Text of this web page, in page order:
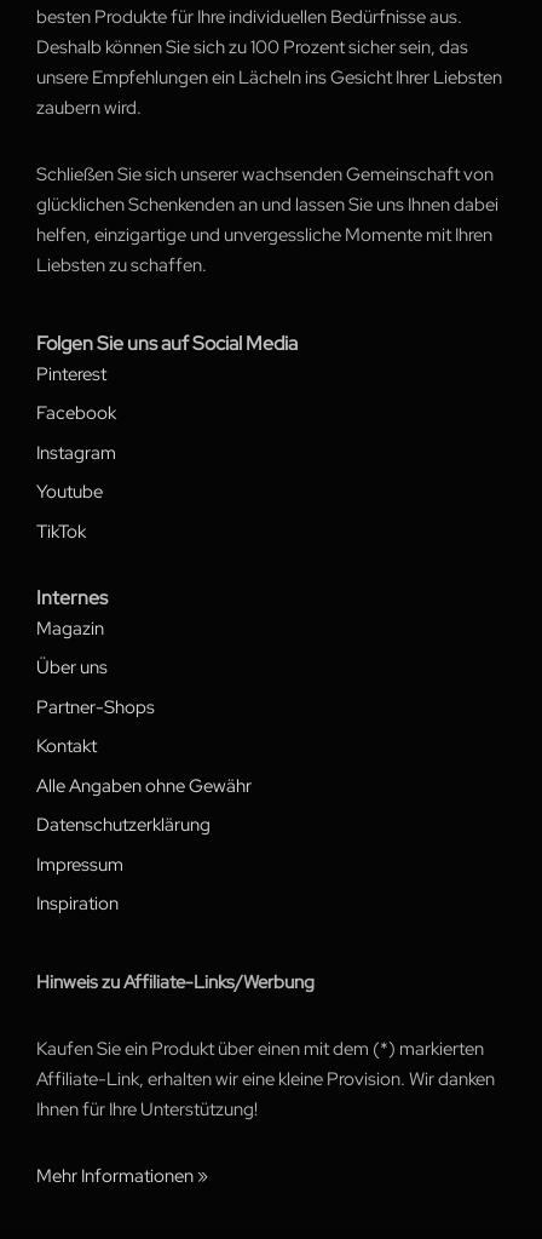
besten Produkte für Ihre individuellen Bedürfnisse aus.
Deshalb können Sie sich zu 100 Prozent sicher sein, das
unsere Empfehlungen ein Lächeln ins Gesicht Ihrer Liebsten
zaubern wird.
Schließen Sie sich unserer wachsenden Gemeinschaft von
glücklichen Schenkenden an und lassen Sie uns Ihnen dabei
helfen, einzigartige und unvergessliche Momente mit Ihren
Liebsten zu schaffen.
Folgen Sie uns auf Social Media
Pinterest
Facebook
Instagram
Youtube
TikTok
Internes
Magazin
Über uns
Partner-Shops
Kontakt
Alle Angaben ohne Gewähr
Datenschutzerklärung
Impressum
Inspiration
Hinweis zu Affiliate-Links/Werbung
Kaufen Sie ein Produkt über einen mit dem (*) markierten
Affiliate-Link, erhalten wir eine kleine Provision. Wir danken
Ihnen für Ihre Unterstützung!
Mehr Informationen »